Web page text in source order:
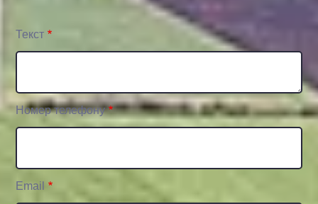
Текст
Номер телефону
Email